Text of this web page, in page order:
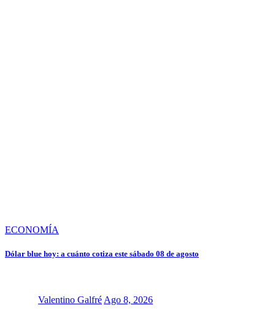
ECONOMÍA
Dólar blue hoy: a cuánto cotiza este sábado 08 de agosto
Valentino GalfréAgo 8, 2026